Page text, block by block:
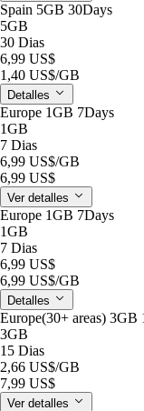
Spain 5GB 30Days
5GB
30 Dias
6,99 US$
1,40 US$/GB
Detalles
Europe 1GB 7Days
1GB
7 Dias
6,99 US$/GB
6,99 US$
Ver detalles
Europe 1GB 7Days
1GB
7 Dias
6,99 US$
6,99 US$/GB
Detalles
Europe(30+ areas) 3GB
3GB
15 Dias
2,66 US$/GB
7,99 US$
Ver detalles